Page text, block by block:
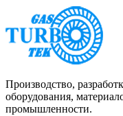
Производство,
оборудования,
промышленности.